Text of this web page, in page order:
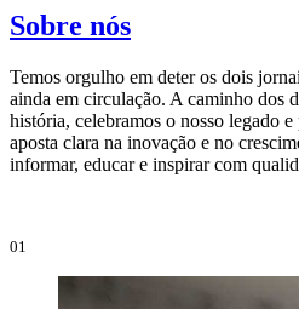
Sobre nós
Temos orgulho em deter os dois
ainda em circulação. A caminho dos
história, celebramos o nosso legado
aposta clara na inovação e no
informar, educar e inspirar com
01